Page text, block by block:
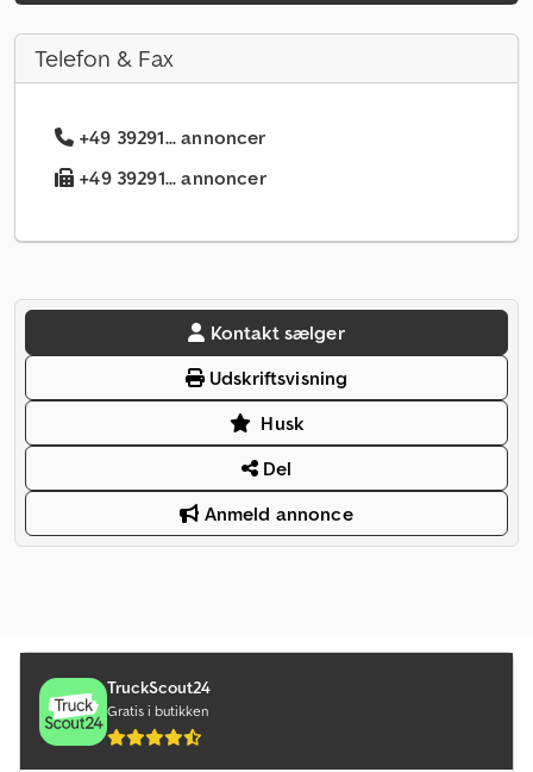
Telefon & Fax
+49 39291... annoncer
+49 39291... annoncer
Kontakt sælger
Udskriftsvisning
Husk
Del
Anmeld annonce
TruckScout24
Gratis i butikken